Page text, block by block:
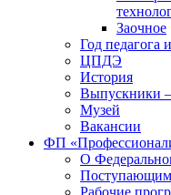
Заочное
Год педагога
ЦПДЭ
История
Выпускники
Музей
Вакансии
ФП
О
Поступающим
Рабочие